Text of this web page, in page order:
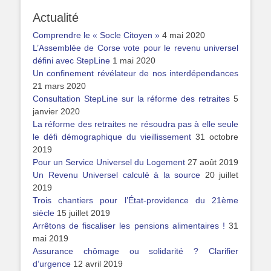
Actualité
Comprendre le « Socle Citoyen » 4 mai 2020
L’Assemblée de Corse vote pour le revenu universel
défini avec StepLine 1 mai 2020
Un confinement révélateur de nos interdépendances
21 mars 2020
Consultation StepLine sur la réforme des retraites 5
janvier 2020
La réforme des retraites ne résoudra pas à elle seule
le défi démographique du vieillissement 31 octobre
2019
Pour un Service Universel du Logement 27 août 2019
Un Revenu Universel calculé à la source 20 juillet
2019
Trois chantiers pour l’État-providence du 21ème
siècle 15 juillet 2019
Arrêtons de fiscaliser les pensions alimentaires ! 31
mai 2019
Assurance chômage ou solidarité ? Clarifier
d’urgence 12 avril 2019